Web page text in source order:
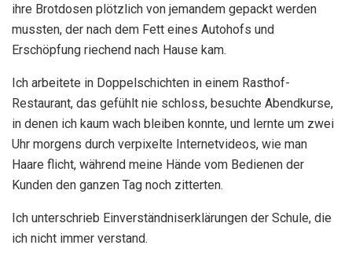
ihre Brotdosen plötzlich von jemandem gepackt werden
mussten, der nach dem Fett eines Autohofs und
Erschöpfung riechend nach Hause kam.
Ich arbeitete in Doppelschichten in einem Rasthof-
Restaurant, das gefühlt nie schloss, besuchte Abendkurse,
in denen ich kaum wach bleiben konnte, und lernte um zwei
Uhr morgens durch verpixelte Internetvideos, wie man
Haare flicht, während meine Hände vom Bedienen der
Kunden den ganzen Tag noch zitterten.
Ich unterschrieb Einverständniserklärungen der Schule, die
ich nicht immer verstand.